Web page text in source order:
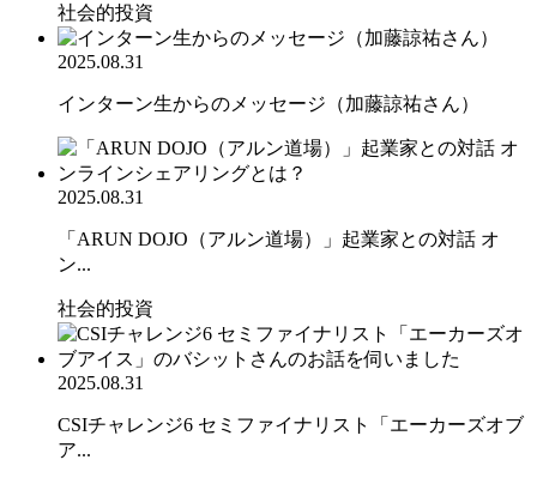
社会的投資
2025.08.31
インターン生からのメッセージ（加藤諒祐さん）
2025.08.31
「ARUN DOJO（アルン道場）」起業家との対話 オ
ン...
社会的投資
2025.08.31
CSIチャレンジ6 セミファイナリスト「エーカーズオブ
ア...